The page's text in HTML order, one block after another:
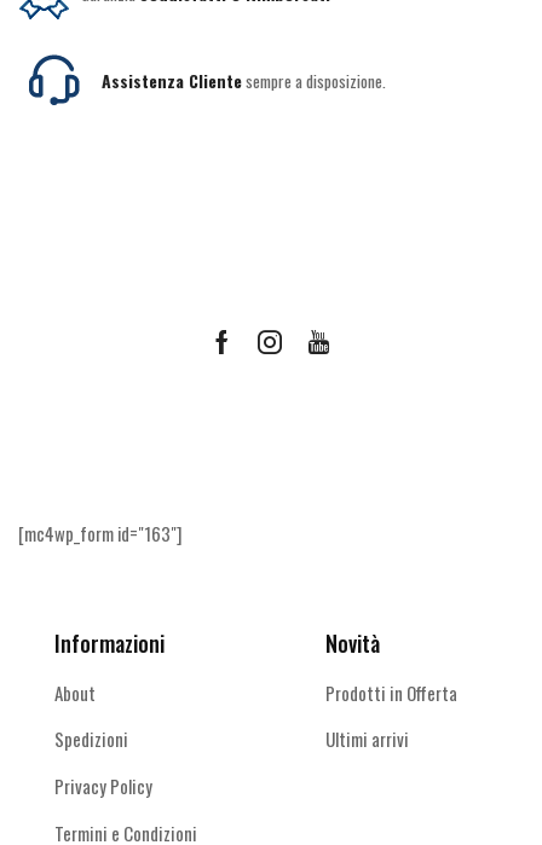
Assistenza Clientesempre a disposizione.
FacebookInstagramYoutube
[mc4wp_form id="163"]
Informazioni
About
Spedizioni
Privacy Policy
Termini e Condizioni
Novità
Prodotti in Offerta
Ultimi arrivi